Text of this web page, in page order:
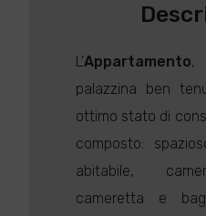
L'Appartamento,
palazzina ben
ottimo stato di
composto:
abitabile,
cameretta e